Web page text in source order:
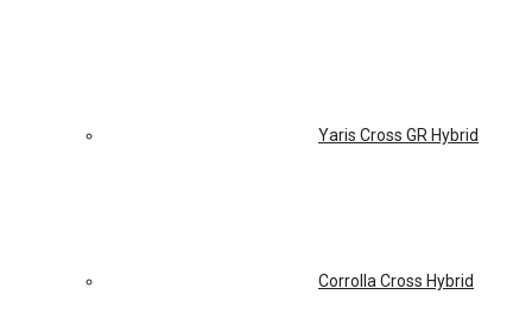
Yaris Cross GR Hybrid
Corrolla Cross Hybrid